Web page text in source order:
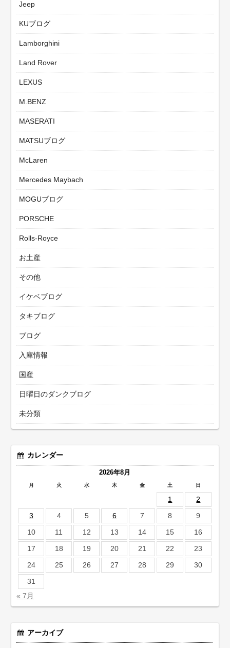
Jeep
KUブログ
Lamborghini
Land Rover
LEXUS
M.BENZ
MASERATI
MATSUブログ
McLaren
Mercedes Maybach
MOGUブログ
PORSCHE
Rolls-Royce
お土産
その他
イケベブログ
タキブログ
ブログ
入庫情報
国産
日曜日のダンクブログ
未分類
カレンダー
2026年8月
月 火 水 木 金 土 日
1
2
3
4 5 6 7 8
9
10
11 12 13 14 15
16
17
18 19 20 21 22
23
24
25 26 27 28 29
30
31
« 7月
アーカイブ